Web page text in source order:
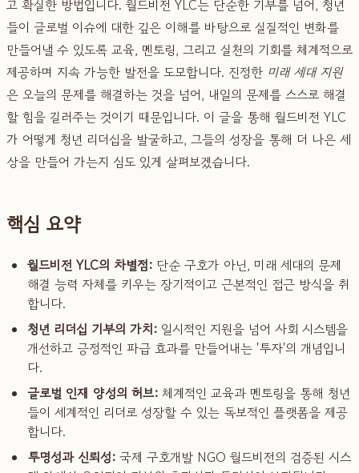
고 확실한 방법입니다. 월드비전 YLC는 단순한 기부를 넘어, 청년
들이 글로벌 이슈에 대한 깊은 이해를 바탕으로 실질적인 변화를
만들어낼 수 있도록 교육, 멘토링, 그리고 실천의 기회를 체계적으로
제공하며 지속 가능한 발전을 도모합니다. 진정한 미래 세대 지원
은 오늘의 문제를 해결하는 것을 넘어, 내일의 문제를 스스로 해결
할 힘을 길러주는 것이기 때문입니다. 이 글을 통해 월드비전 YLC
가 어떻게 청년 리더십을 발굴하고, 그들의 성장을 통해 더 나은 세
상을 만들어 가는지 심도 있게 살펴보겠습니다.
핵심 요약
월드비전 YLC의 차별점: 단순 구호가 아닌, 미래 세대의 문제
해결 능력 자체를 키우는 장기적이고 근본적인 접근 방식을 취
합니다.
청년 리더십 기부의 가치: 일시적인 지원을 넘어 사회 시스템을
개선하고 긍정적인 파급 효과를 만들어내는 '투자'의 개념입니
다.
글로벌 인재 양성의 허브: 체계적인 교육과 멘토링을 통해 청년
들이 세계적인 리더로 성장할 수 있는 독보적인 플랫폼을 제공
합니다.
투명성과 신뢰성: 국제 구호개발 NGO 월드비전의 검증된 시스